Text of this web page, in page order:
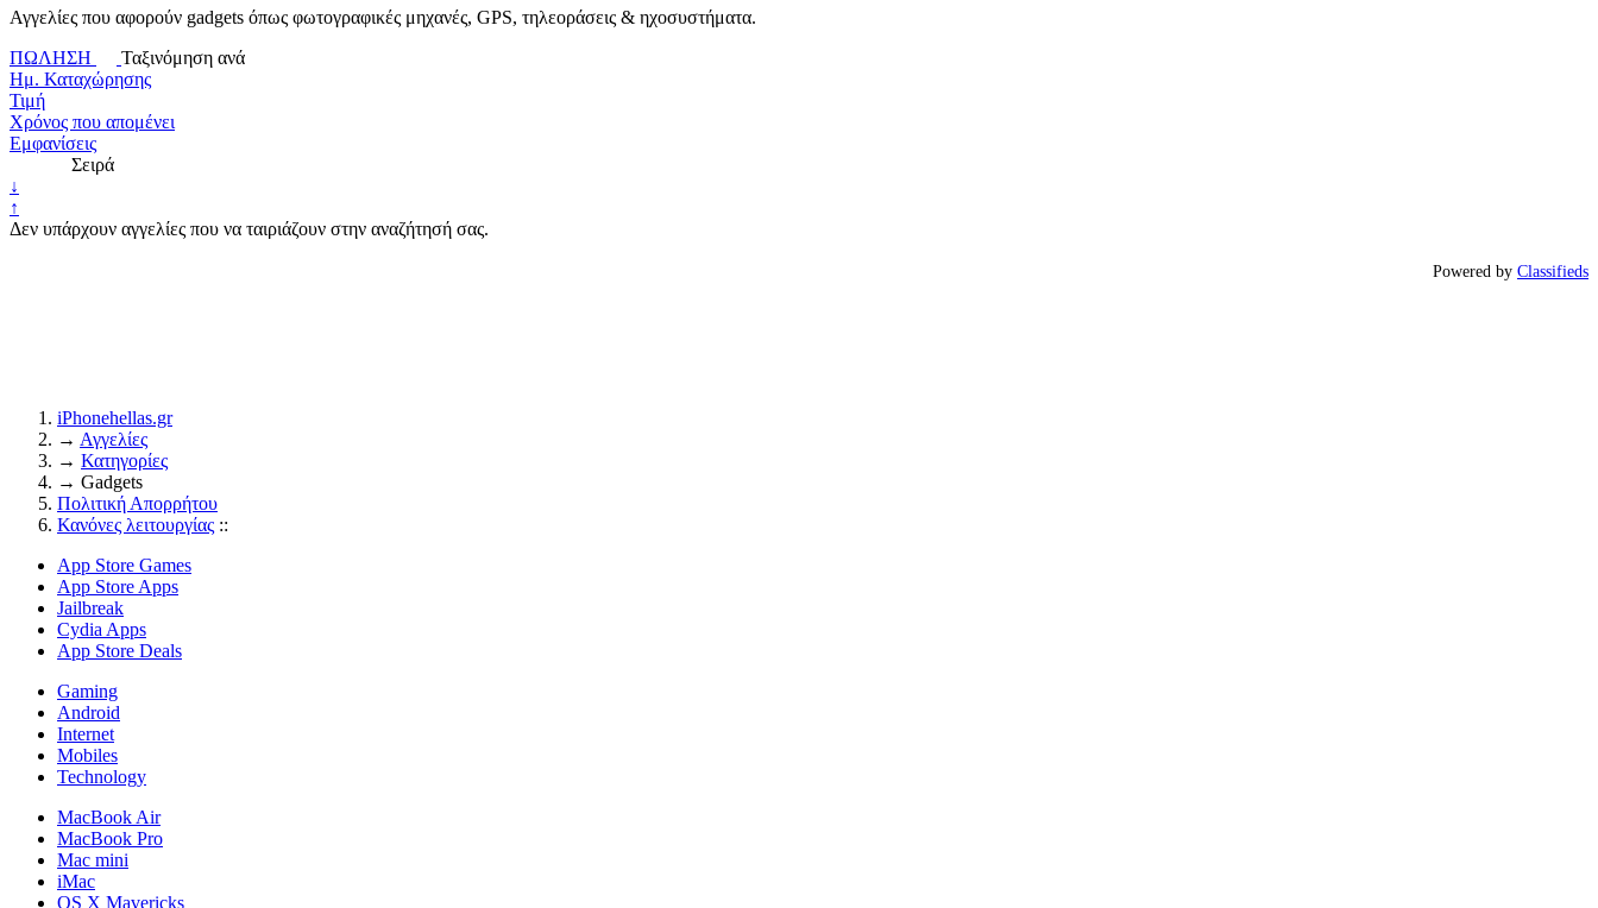
Αγγελίες που αφορούν gadgets όπως φωτογραφικές μηχανές, GPS, τηλεοράσεις & ηχοσυστήματα.
ΠΩΛΗΣΗ
Ταξινόμηση ανά
Ημ. Καταχώρησης
Τιμή
Χρόνος που απομένει
Εμφανίσεις
Σειρά
↓
↑
Δεν υπάρχουν αγγελίες που να ταιριάζουν στην αναζήτησή σας.
Powered by Classifieds
iPhonehellas.gr
→ Αγγελίες
→ Κατηγορίες
→ Gadgets
Πολιτική Απορρήτου
Κανόνες λειτουργίας ::
App Store Games
App Store Apps
Jailbreak
Cydia Apps
App Store Deals
Gaming
Android
Internet
Mobiles
Technology
MacBook Air
MacBook Pro
Mac mini
iMac
OS X Mavericks